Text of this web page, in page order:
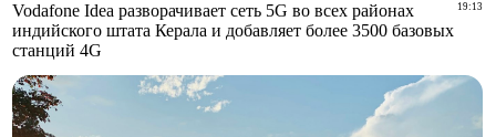
19:13
Vodafone Idea разворачивает сеть 5G во всех районах
индийского штата Керала и добавляет более 3500 базовых
станций 4G